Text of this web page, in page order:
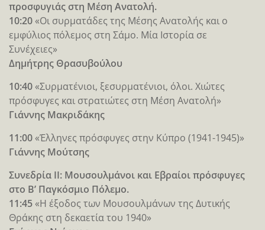
προσφυγιάς στη Μέση Ανατολή.
10:20«Οι συρματάδες της Μέσης Ανατολής και ο
εμφύλιος πόλεμος στη Σάμο. Μία Ιστορία σε
Συνέχειες»
Δημήτρης Θρασυβούλου
10:40«Συρματένιοι, ξεσυρματένιοι, όλοι. Χιώτες
πρόσφυγες και στρατιώτες στη Μέση Ανατολή»
Γιάννης Μακριδάκης
11:00«Έλληνες πρόσφυγες στην Κύπρο (1941-1945)»
Γιάννης Μούτσης
Συνεδρία ΙΙ: Μουσουλμάνοι και Εβραίοι πρόσφυγες
στο Β’ Παγκόσμιο Πόλεμο.
11:45«Η έξοδος των Μουσουλμάνων της Δυτικής
Θράκης στη δεκαετία του 1940»